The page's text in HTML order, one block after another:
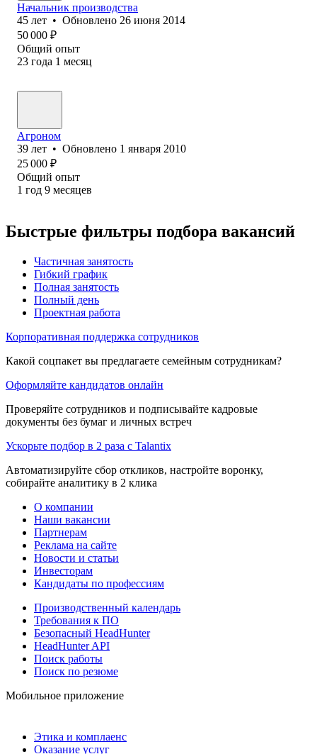
Начальник производства
45 лет • Обновлено 26 июня 2014
50 000 ₽
Общий опыт
23 года 1 месяц
Агроном
39 лет • Обновлено 1 января 2010
25 000 ₽
Общий опыт
1 год 9 месяцев
Быстрые фильтры подбора вакансий
Частичная занятость
Гибкий график
Полная занятость
Полный день
Проектная работа
Корпоративная поддержка сотрудников
Какой соцпакет вы предлагаете семейным сотрудникам?
Оформляйте кандидатов онлайн
Проверяйте сотрудников и подписывайте кадровые
документы без бумаг и личных встреч
Ускорьте подбор в 2 раза с Talantix
Автоматизируйте сбор откликов, настройте воронку,
собирайте аналитику в 2 клика
О компании
Наши вакансии
Партнерам
Реклама на сайте
Новости и статьи
Инвесторам
Кандидаты по профессиям
Производственный календарь
Требования к ПО
Безопасный HeadHunter
HeadHunter API
Поиск работы
Поиск по резюме
Мобильное приложение
Этика и комплаенс
Оказание услуг